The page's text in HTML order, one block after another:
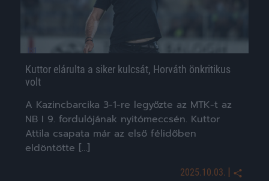
Kuttor elárulta a siker kulcsát, Horváth önkritikus
volt
A Kazincbarcika 3-1-re legyőzte az MTK-t az
NB I 9. fordulójának nyitómeccsén. Kuttor
Attila csapata már az első félidőben
eldöntötte […]
2025.10.03. |